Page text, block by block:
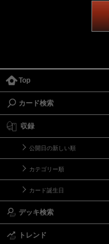
Top
カード検索
収録
公開日の新しい順
カテゴリー順
カード誕生日
デッキ検索
トレンド